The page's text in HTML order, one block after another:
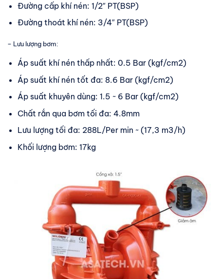
Đường cấp khí nén: 1/2″ PT(BSP)
Đường thoát khí nén: 3/4″ PT(BSP)
– Lưu lượng bơm:
Áp suất khí nén thấp nhất: 0.5 Bar (kgf/cm2)
Áp suất khí nén tốt đa: 8.6 Bar (kgf/cm2)
Áp suất khuyên dùng: 1.5 ~ 6 Bar (kgf/cm2)
Chất rắn qua bơm tối đa: 4.8mm
Lưu lượng tối đa: 288L/Per min ~ (17,3 m3/h)
Khối lượng bơm: 17kg